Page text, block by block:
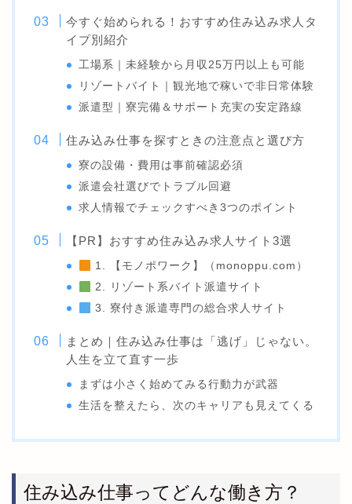
今すぐ始められる！おすすめ住み込み求人タ
イプ別紹介
工場系｜未経験から月収25万円以上も可能
リゾートバイト｜観光地で稼いで非日常体験
派遣型｜寮完備＆サポート充実の安定路線
住み込み仕事を探すときの注意点と選び方
寮の設備・費用は事前確認必須
派遣会社選びでトラブル回避
求人情報でチェックすべき3つのポイント
【PR】おすすめ住み込み求人サイト3選
1. 【モノポワーク】（monoppu.com）
2. リゾート系バイト派遣サイト
3. 寮付き派遣専門の総合求人サイト
まとめ｜住み込み仕事は「逃げ」じゃない。
人生を立て直す一歩
まずは小さく始めてみる行動力が武器
生活を整えたら、次のキャリアも見えてくる
住み込み仕事ってどんな働き方？